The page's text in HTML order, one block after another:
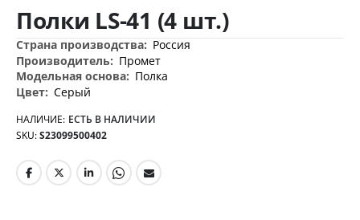
к
началу
галереи
изображений
Полки LS-41 (4 шт.)
Дополнительная
информация
Россия
Промет
Полка
Серый
НАЛИЧИЕ: ЕСТЬ В НАЛИЧИИ
SKU S23099500402